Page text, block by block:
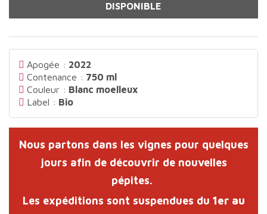
DISPONIBLE
Apogée : 2022
Contenance : 750 ml
Couleur : Blanc moelleux
Label : Bio
Nous partons dans les vignes pour quelques
jours afin de découvrir de nouvelles
pépites.
Les expéditions sont suspendues du 1er au